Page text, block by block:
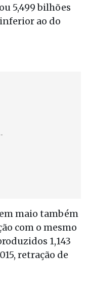
5,499 bilhões
ao do
maio também
com o mesmo
1,143
retração de